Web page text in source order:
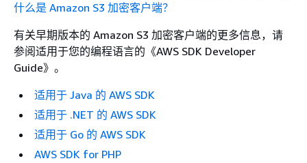
什么是 Amazon S3 加密客户端？
有关早期版本的 Amazon S3 加密客户端的更多信息，请
参阅适用于您的编程语言的《AWS SDK Developer
Guide》。
适用于 Java 的 AWS SDK
适用于 .NET 的 AWS SDK
适用于 Go 的 AWS SDK
AWS SDK for PHP